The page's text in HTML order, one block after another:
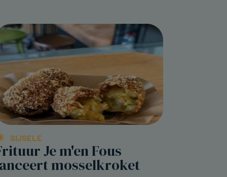
SIJSELE
Je m'en Fous
mosselkroket